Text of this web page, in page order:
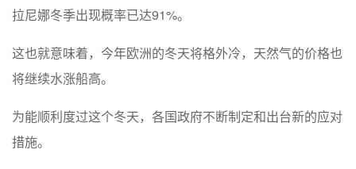
拉尼娜冬季出现概率已达91%。
这也就意味着，今年欧洲的冬天将格外冷，天然气的价格也
将继续水涨船高。
为能顺利度过这个冬天，各国政府不断制定和出台新的应对
措施。